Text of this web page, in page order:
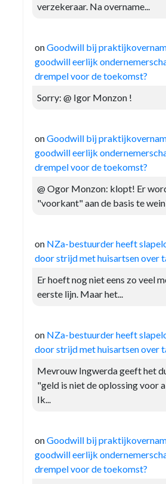
verzekeraar. Na overname...
onGoodwill bij
goodwill eerlijk
drempel voor de toekomst?
Sorry: @ Igor Monzon !
onGoodwill bij
goodwill eerlijk
drempel voor de toekomst?
@ Ogor Monzon: klopt! Er
"voorkant" aan de basis te
on NZa-bestuurder heeft
door strijd met huisartsen over
Er hoeft nog niet eens zo veel
eerste lijn. Maar het...
on NZa-bestuurder heeft
door strijd met huisartsen over
Mevrouw Ingwerda geeft het
"geld is niet de oplossing voor
Ik...
onGoodwill bij
goodwill eerlijk
drempel voor de toekomst?